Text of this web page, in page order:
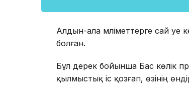
Алдын-ала мәліметтерге сай
болған.
Бұл дерек бойынша Бас көлік
қылмыстық іс қозғап, өзінің